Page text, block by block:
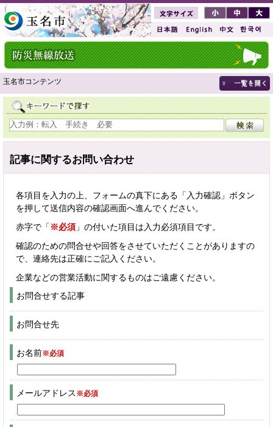
玉名市コンテンツ
記事に関するお問い合わせ
各項目を入力の上、フォームの真下にある「入力確認」ボタン
を押して送信内容の確認画面へ進んでください。
赤字で「 ※必須 」の付いた項目は入力必須項目です。
確認のための問合せや回答をさせていただくことがありますの
で、連絡先は正確にご記入ください。
企業などの営業活動に関するものはご遠慮ください。
お問合せする記事
お問合せ先
お名前※必須
メールアドレス ※必須